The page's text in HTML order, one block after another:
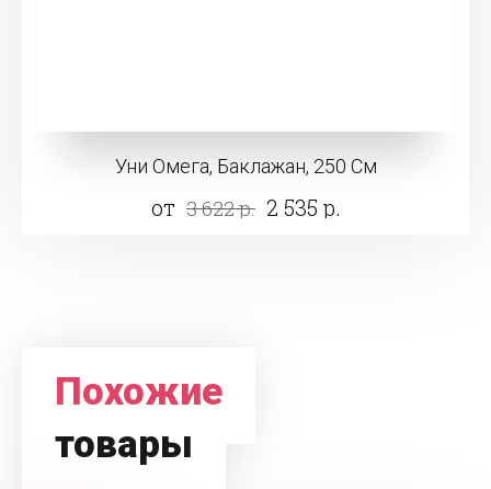
Уни Омега, Баклажан, 250 См
от 3 622 р. 2 535 р.
Похожие
товары